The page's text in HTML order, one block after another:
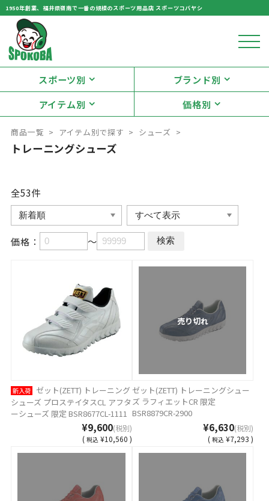
1950年創業、福井県嶺南で一番の規模のスポーツ用品店 スポーツコバヤシ
スポーツ別
ブランド別
アイテム別
価格別
商品一覧 アイテム別で探す シューズ
トレーニングシューズ
全53件
価格： ～
新入荷
ゼット(ZETT) トレーニング
シューズ プロステイタスCL アフタ
ーシューズ 限定 BSR8677CL-1111
¥9,600(税別)
( 税込 ¥10,560 )
売り切れ
ゼット(ZETT) トレーニングシュー
ズ ラフィエットCR 限定
BSR8879CR-2900
¥6,630(税別)
( 税込 ¥7,293 )